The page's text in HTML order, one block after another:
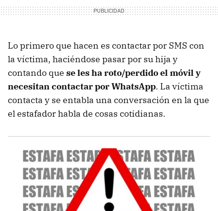
Lo primero que hacen es contactar por SMS con
la víctima, haciéndose pasar por su hija y
contando que se les ha roto/perdido el móvil y
necesitan contactar por WhatsApp. La víctima
contacta y se entabla una conversación en la que
el estafador habla de cosas cotidianas.